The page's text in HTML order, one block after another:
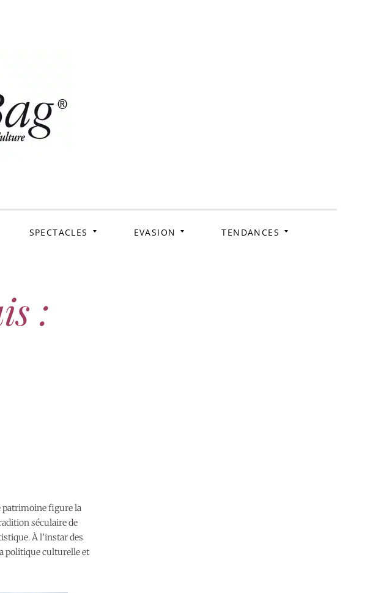
SPECTACLES EVASION TENDANCES
:
patrimoine figure la
séculaire de
À l’instar des
politique culturelle et